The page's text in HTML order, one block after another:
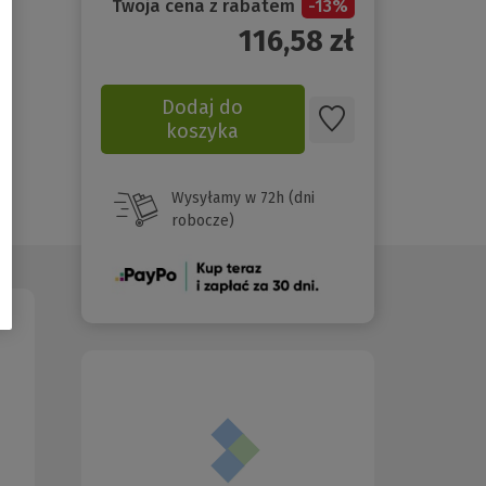
Twoja cena z rabatem -13%
116,58 zł
Dodaj do
koszyka
Wysyłamy w 72h (dni
robocze)
(Nowe